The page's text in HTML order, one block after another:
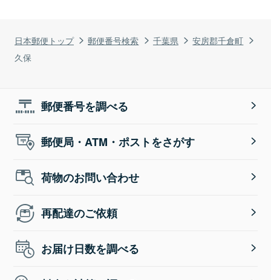
日本郵便トップ 郵便番号検索 千葉県
安房郡千倉町
久保
郵便番号を調べる
郵便局・ATM・ポストをさがす
荷物のお問い合わせ
再配達のご依頼
お届け日数を調べる